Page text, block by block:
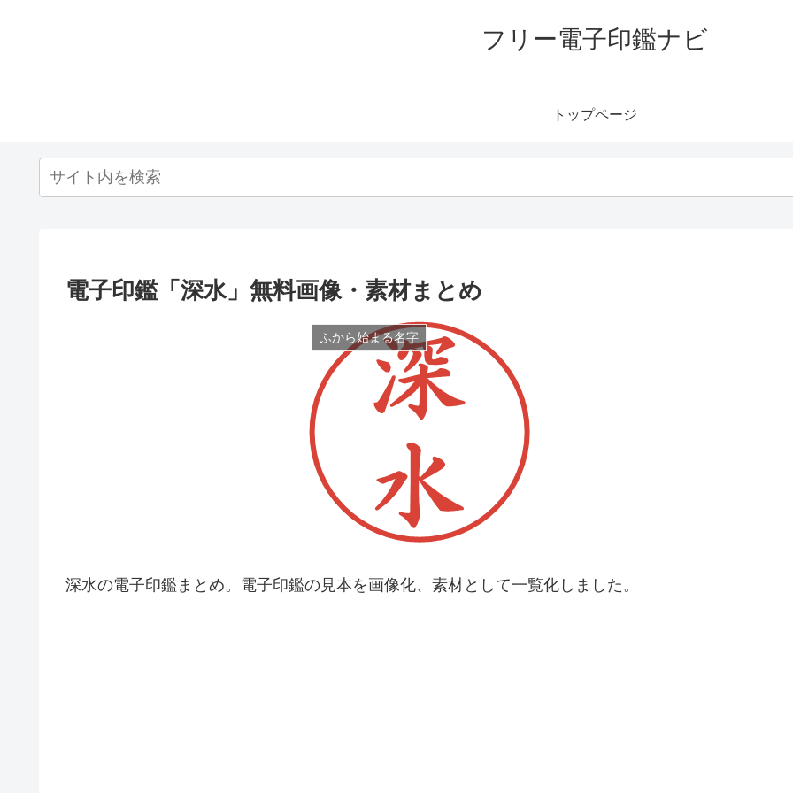
フリー電子印鑑ナビ
トップページ
電子印鑑「深水」無料画像・素材まとめ
ふから始まる名字
深水の電子印鑑まとめ。電子印鑑の見本を画像化、素材として一覧化しました。